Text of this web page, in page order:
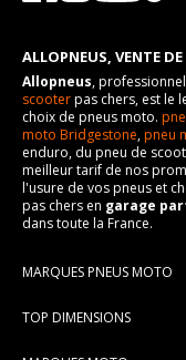
ALLOPNEUS, VENTE
Allopneus,
scooterpas chers, est le
choix de pneus moto.
moto Bridgestone,pneu
enduro, du pneu de
meilleur tarif de nos
l'usure de vos pneus et
pas chers en garage
dans toute la France.
MARQUES PNEUS MOTO
TOP DIMENSIONS